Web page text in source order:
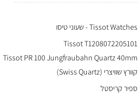
Tissot Watches - שעוני טיסו
Tissot T1208072205101
Tissot PR 100 Jungfraubahn Quartz 40mm
קוורץ שוויצרי (Swiss Quartz)
ספיר קריסטל